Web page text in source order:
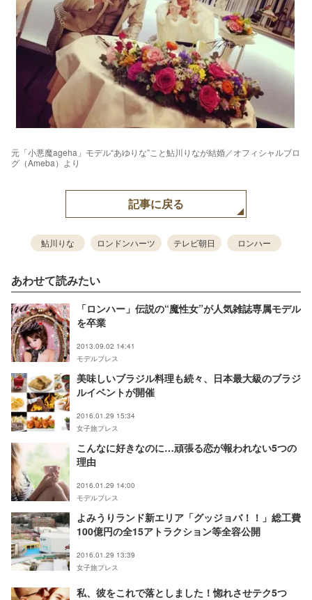
元「小悪魔ageha」モデル“あゆりな”こと鮎川りなが結婚／オフィシャルブロ
グ（Ameba）より
記事に戻る
鮎川りな ロンドンハーツ テレビ朝日 ロンハー
あわせて読みたい
「ロンハー」伝説の“魔性女”が人気雑誌専属モデル
を卒業
2013.09.02 14:41
モデルプレス
美味しいブラジル料理も続々、日本最大級のブラジ
ルイベントが開催
2016.01.29 15:34
女子旅プレス
こんなに好きなのに…頑張る恋が報われない5つの
理由
2016.01.29 14:00
モデルプレス
よみうりランド新エリア「グッジョバ！！」総工費
100億円の全15アトラクション等全容公開
2016.01.29 13:39
女子旅プレス
私、彼をこれで落としました！惚れさせテク5つ